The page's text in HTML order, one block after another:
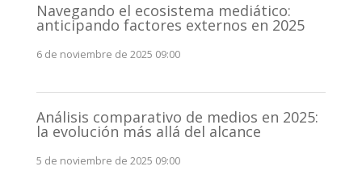
Navegando el ecosistema mediático:
anticipando factores externos en 2025
6 de noviembre de 2025 09:00
Análisis comparativo de medios en 2025:
la evolución más allá del alcance
5 de noviembre de 2025 09:00